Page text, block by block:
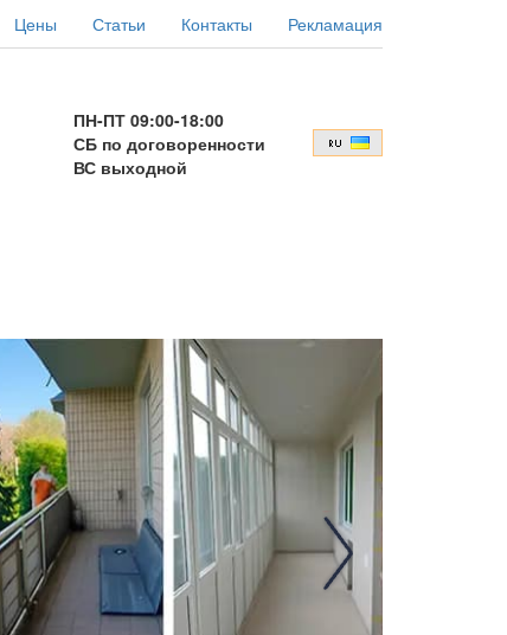
Цены Статьи Контакты Рекламация
ПН-ПТ 09:00-18:00
СБ по договоренности
ВС выходной